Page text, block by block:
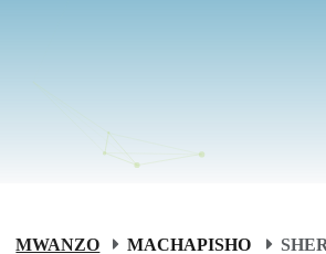
MWANZO MACHAPISHO